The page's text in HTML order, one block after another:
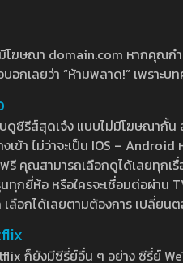
โฆษณา domain.com หากคุณก
บอกเลยว่า “ห้ามพลาด!” เพราะ
ดูซีรีส์สุดเจ๋ง แบบไม่มีโฆษณากั้
เข้า ไม่ว่าจะเป็น IOS –
รี คุณสามารถเลือกดูได้เลยทุกเ
ทุกยี่ห้อ หรือใครจะเชื่อมต่อผ่าน
ลือกได้เลยตามต้องการ เปลี่ยน
ก็ยังมีซีรี่ย์อื่น ๆ อย่าง ซีรี่ย์